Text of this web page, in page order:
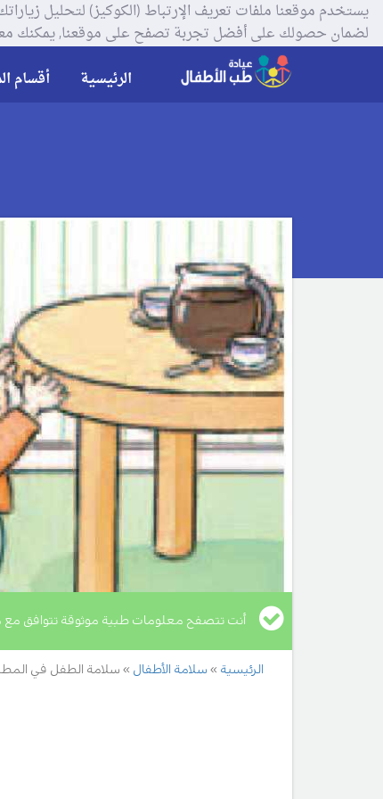
لضمان حصولك على أفضل تجربة تصفح على موقعنا, يمكنك
الرئيسية أقسام
أنت تتصفح معلومات طبية موثوقة تتوافق
الرئيسية سلامة الأطفال سلامة الطفل في